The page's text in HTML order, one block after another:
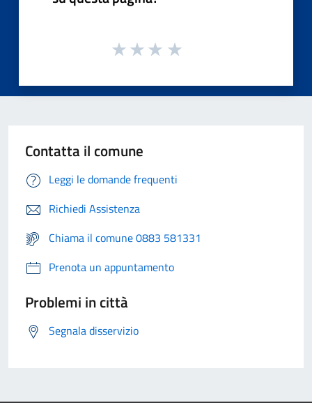
Contatta il comune
Leggi le domande frequenti
Richiedi Assistenza
Chiama il comune 0883 581331
Prenota un appuntamento
Problemi in città
Segnala disservizio